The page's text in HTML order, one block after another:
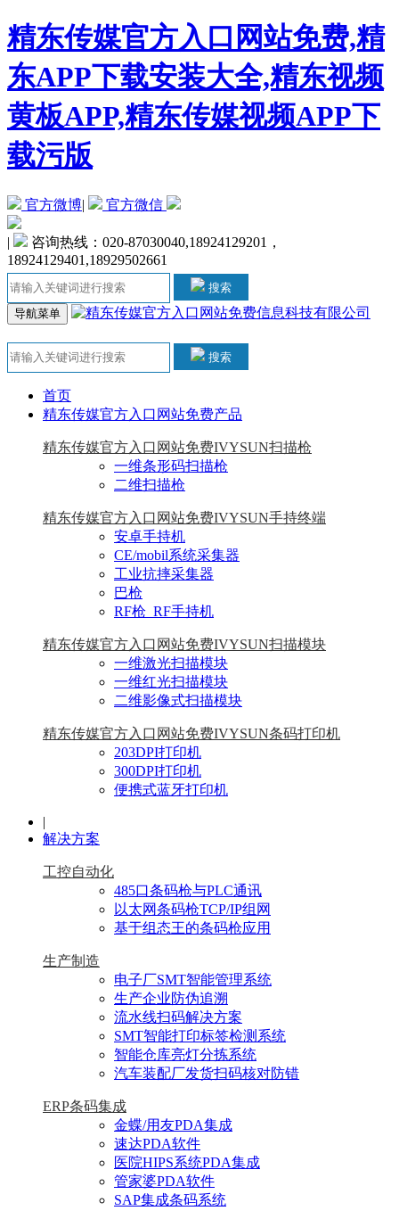
精东传媒官方入口网站免费,精
东APP下载安装大全,精东视频
黄板APP,精东传媒视频APP下
载污版
官方微博| 官方微信
|
咨询热线：020-87030040,18924129201，
18924129401,18929502661
搜索
导航菜单
搜索
首页
精东传媒官方入口网站免费产品
精东传媒官方入口网站免费IVYSUN扫描枪
一维条形码扫描枪
二维扫描枪
精东传媒官方入口网站免费IVYSUN手持终端
安卓手持机
CE/mobil系统采集器
工业抗摔采集器
巴枪
RF枪_RF手持机
精东传媒官方入口网站免费IVYSUN扫描模块
一维激光扫描模块
一维红光扫描模块
二维影像式扫描模块
精东传媒官方入口网站免费IVYSUN条码打印机
203DPI打印机
300DPI打印机
便携式蓝牙打印机
|
解决方案
工控自动化
485口条码枪与PLC通讯
以太网条码枪TCP/IP组网
基于组态王的条码枪应用
生产制造
电子厂SMT智能管理系统
生产企业防伪追溯
流水线扫码解决方案
SMT智能打印标签检测系统
智能仓库亮灯分拣系统
汽车装配厂发货扫码核对防错
ERP条码集成
金蝶/用友PDA集成
速达PDA软件
医院HIPS系统PDA集成
管家婆PDA软件
SAP集成条码系统